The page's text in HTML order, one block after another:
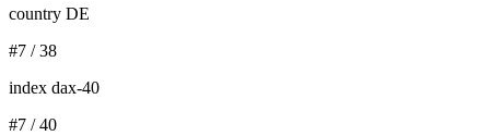
country DE
#7 /38
index dax-40
#7 /40